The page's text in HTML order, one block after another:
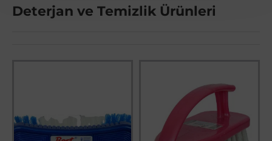
Deterjan ve Temizlik Ürünleri